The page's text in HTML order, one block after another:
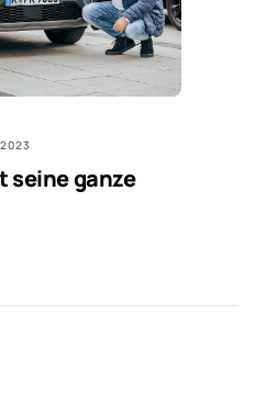
seine ganze